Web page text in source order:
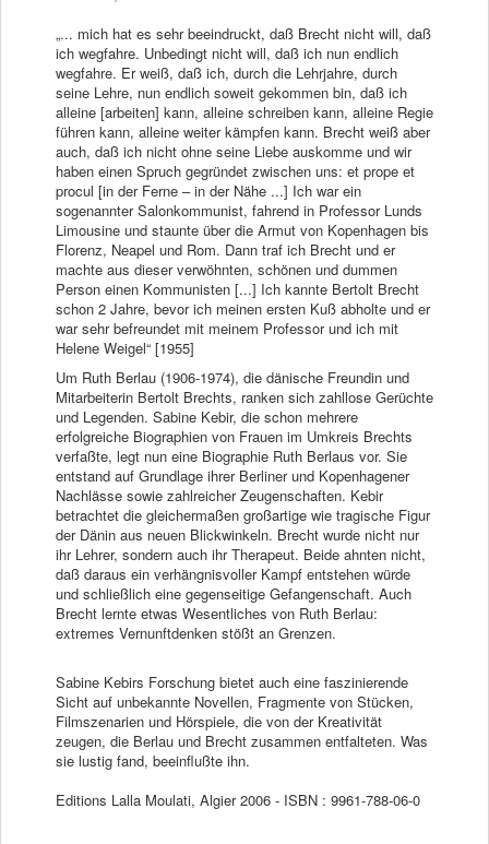
„... mich hat es sehr beeindruckt, daß Brecht nicht will, daß
ich wegfahre. Unbedingt nicht will, daß ich nun endlich
wegfahre. Er weiß, daß ich, durch die Lehrjahre, durch
seine Lehre, nun endlich soweit gekommen bin, daß ich
alleine [arbeiten] kann, alleine schreiben kann, alleine Regie
führen kann, alleine weiter kämpfen kann. Brecht weiß aber
auch, daß ich nicht ohne seine Liebe auskomme und wir
haben einen Spruch gegründet zwischen uns: et prope et
procul [in der Ferne – in der Nähe ...] Ich war ein
sogenannter Salonkommunist, fahrend in Professor Lunds
Limousine und staunte über die Armut von Kopenhagen bis
Florenz, Neapel und Rom. Dann traf ich Brecht und er
machte aus dieser verwöhnten, schönen und dummen
Person einen Kommunisten [...] Ich kannte Bertolt Brecht
schon 2 Jahre, bevor ich meinen ersten Kuß abholte und er
war sehr befreundet mit meinem Professor und ich mit
Helene Weigel“ [1955]
Um Ruth Berlau (1906-1974), die dänische Freundin und
Mitarbeiterin Bertolt Brechts, ranken sich zahllose Gerüchte
und Legenden. Sabine Kebir, die schon mehrere
erfolgreiche Biographien von Frauen im Umkreis Brechts
verfaßte, legt nun eine Biographie Ruth Berlaus vor. Sie
entstand auf Grundlage ihrer Berliner und Kopenhagener
Nachlässe sowie zahlreicher Zeugenschaften. Kebir
betrachtet die gleichermaßen großartige wie tragische Figur
der Dänin aus neuen Blickwinkeln. Brecht wurde nicht nur
ihr Lehrer, sondern auch ihr Therapeut. Beide ahnten nicht,
daß daraus ein verhängnisvoller Kampf entstehen würde
und schließlich eine gegenseitige Gefangenschaft. Auch
Brecht lernte etwas Wesentliches von Ruth Berlau:
extremes Vernunftdenken stößt an Grenzen.
Sabine Kebirs Forschung bietet auch eine faszinierende
Sicht auf unbekannte Novellen, Fragmente von Stücken,
Filmszenarien und Hörspiele, die von der Kreativität
zeugen, die Berlau und Brecht zusammen entfalteten. Was
sie lustig fand, beeinflußte ihn.
Editions Lalla Moulati, Algier 2006 - ISBN : 9961-788-06-0